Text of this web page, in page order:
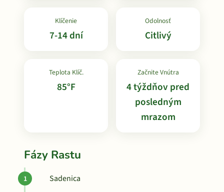
Klíčenie
7-14 dní
Odolnosť
Citlivý
Teplota Klíč.
85°F
Začnite Vnútra
4 týždňov pred
posledným
mrazom
Fázy Rastu
Sadenica